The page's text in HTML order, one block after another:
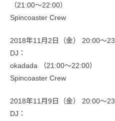
（21:00〜22:00）
Spincoaster Crew
2018年11月2日（金） 20:00〜
DJ：
okadada （21:00〜22:00）
Spincoaster Crew
2018年11月9日（金） 20:00〜
DJ：